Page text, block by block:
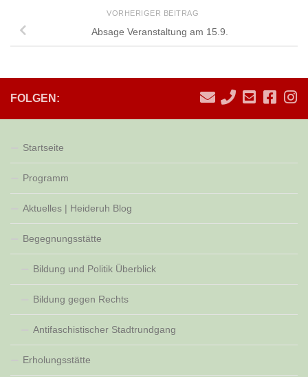
VORHERIGER BEITRAG
Absage Veranstaltung am 15.9.
FOLGEN:
Startseite
Programm
Aktuelles | Heideruh Blog
Begegnungsstätte
Bildung und Politik Überblick
Bildung gegen Rechts
Antifaschistischer Stadtrundgang
Erholungsstätte